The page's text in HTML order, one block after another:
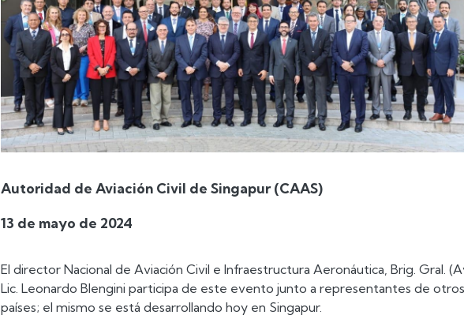
Autoridad de Aviación Civil de Singapur (CAAS)
13 de mayo de 2024
El director Nacional de Aviación Civil e Infraestructura Aeronáutica, Brig. Gral.
Lic. Leonardo Blengini participa de este evento junto a representantes de otros
países; el mismo se está desarrollando hoy en Singapur.